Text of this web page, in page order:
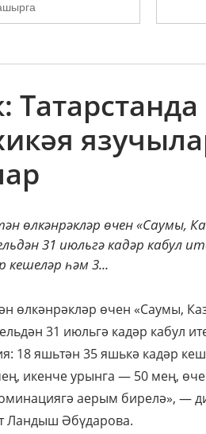
өлкәнрәкләр өчен «Саумы,
31 июльгә кадәр кабул
кешеләр һәм 3...
өлкәнрәкләр өчен «Саумы,
31 июльгә кадәр кабул
18 яшьтән 35 яшькә кадәр
икенче урынга — 50 мең,
аерым бирелә», —
Ландыш Әбүдарова.